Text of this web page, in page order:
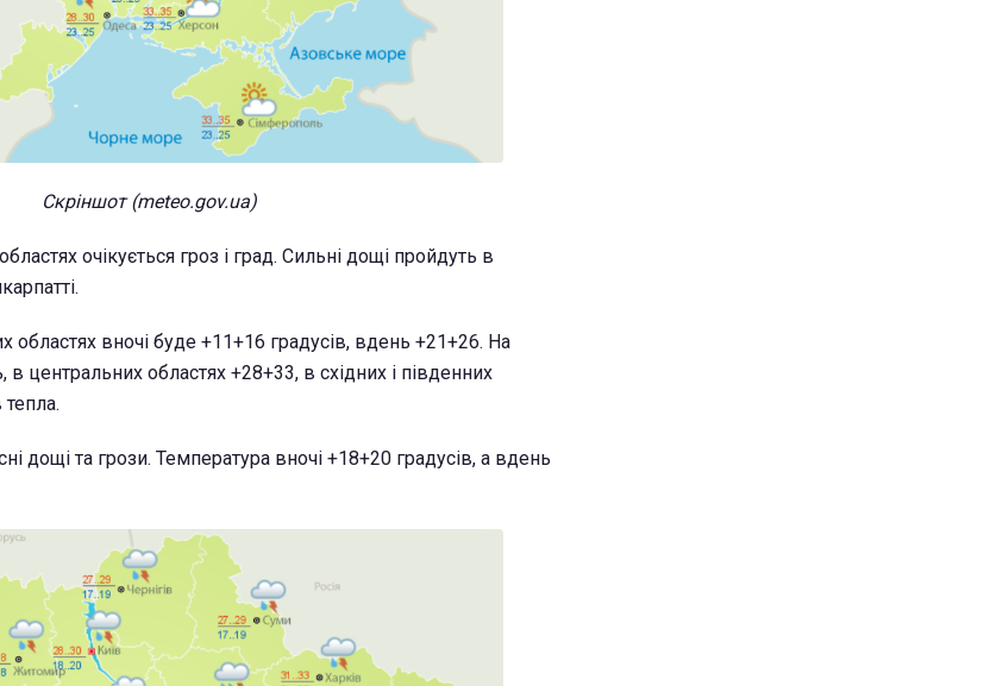
Скріншот (meteo.gov.ua)
очікується гроз і град. Сильні дощі пройдуть в
областях вночі буде +11+16 градусів, вдень +21+26. На
в центральних областях +28+33, в східних і південних
дощі та грози. Температура вночі +18+20 градусів, а вдень